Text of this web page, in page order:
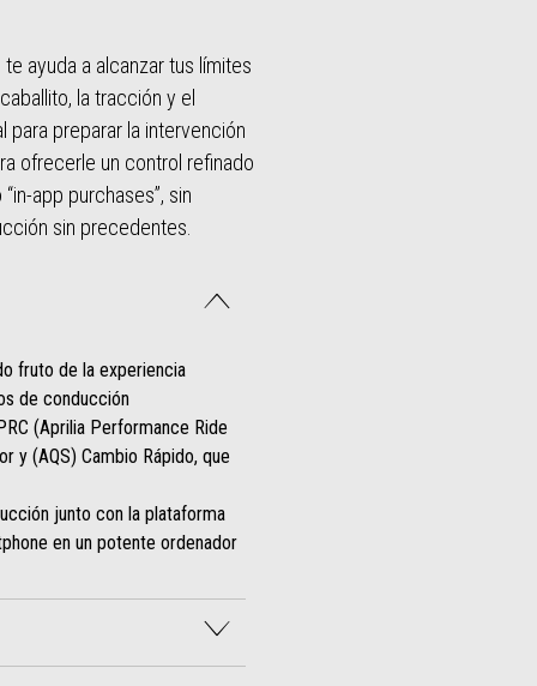
ayuda a alcanzar tus límites
la tracción y el
preparar la intervención
ofrecerle un control refinado
app purchases”, sin
sin precedentes.
fruto de la experiencia
de conducción
(Aprilia Performance Ride
y (AQS) Cambio Rápido, que
junto con la plataforma
en un potente ordenador